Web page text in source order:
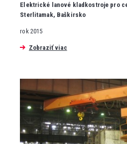
Elektrické lanové kladkostroje pro
Sterlitamak, Baškirsko
rok 2015
Zobraziť viac